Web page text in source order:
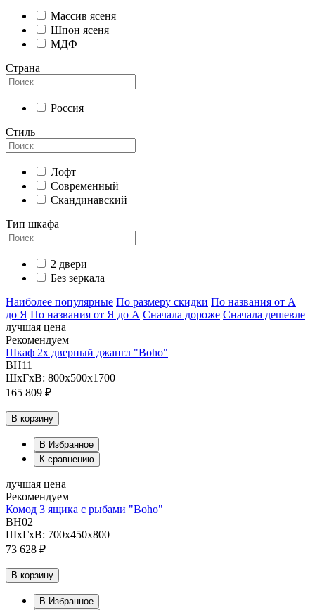
Массив ясеня
Шпон ясеня
МДФ
Страна
Россия
Стиль
Лофт
Современный
Скандинавский
Тип шкафа
2 двери
Без зеркала
Наиболее популярные По размеру скидки По названия от А
до Я По названия от Я до А Сначала дороже Сначала дешевле
лучшая цена
Рекомендуем
Шкаф 2х дверный джангл "Boho"
BH11
ШхГхВ: 800х500х1700
165 809 ₽
В корзину
В Избранное
К сравнению
лучшая цена
Рекомендуем
Комод 3 ящика с рыбами "Boho"
BH02
ШхГхВ: 700х450х800
73 628 ₽
В корзину
В Избранное